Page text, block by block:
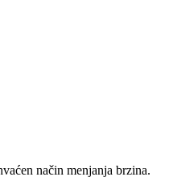
način menjanja brzina.